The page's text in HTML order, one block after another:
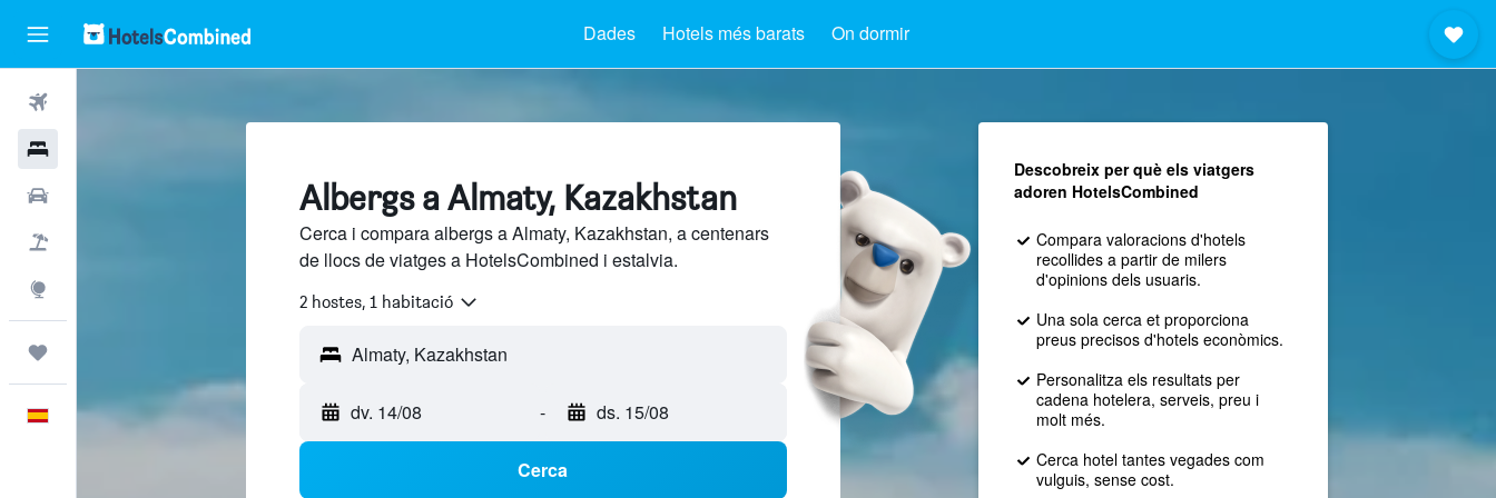
Dades Hotels més barats On dormir
Català
Albergs a Almaty, Kazakhstan
Cerca i compara albergs a Almaty, Kazakhstan, a centenars
de llocs de viatges a HotelsCombined i estalvia.
2 hostes, 1 habitació
dv. 14/08 - ds. 15/08
Cerca
Descobreix per què els viatgers
adoren HotelsCombined
Compara valoracions d'hotels
recollides a partir de milers
d'opinions dels usuaris.
Una sola cerca et proporciona
preus precisos d'hotels econòmics.
Personalitza els resultats per
cadena hotelera, serveis, preu i
molt més.
Cerca hotel tantes vegades com
vulguis, sense cost.